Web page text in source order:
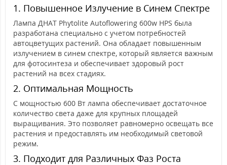
1. Повышенное Излучение в Синем Спектре
Лампа ДНАТ Phytolite Autoflowering 600w HPS была
разработана специально с учетом потребностей
автоцветущих растений. Она обладает повышенным
излучением в синем спектре, который является важным
для фотосинтеза и обеспечивает здоровый рост
растений на всех стадиях.
2. Оптимальная Мощность
С мощностью 600 Вт лампа обеспечивает достаточное
количество света даже для крупных площадей
выращивания. Это позволяет равномерно освещать все
растения и предоставлять им необходимый световой
режим.
3. Подходит для Различных Фаз Роста